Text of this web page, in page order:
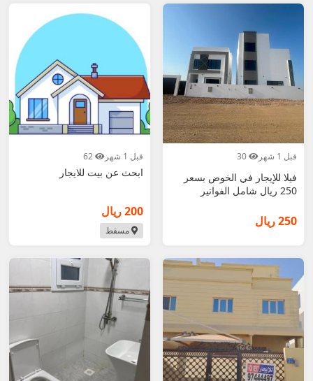
قبل 1 شهر
فيلا للإيجار في الخوض بسعر
250 ريال شامل الفواتير
250 ريال
قبل 1 شهر
ابحث عن بيت للايجار
200 ريال
مسقط